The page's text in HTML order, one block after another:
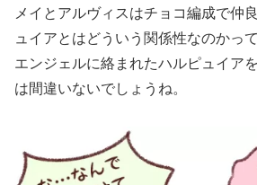
メイとアルヴィスはチョコ編成で仲
ュイアとはどういう関係性なのかっ
エンジェルに絡まれたハルピュイア
は間違いないでしょうね。